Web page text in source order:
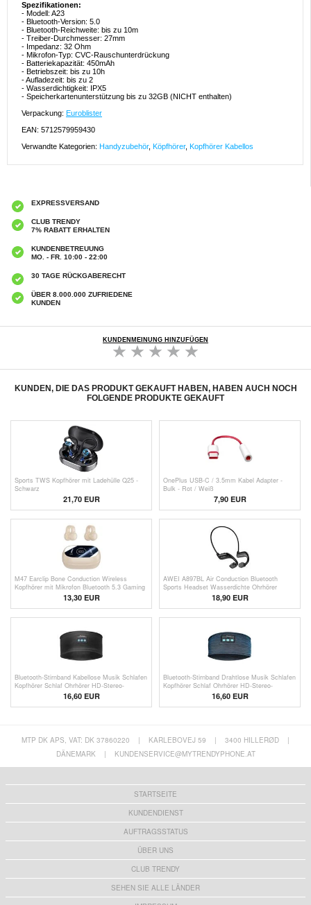
Spezifikationen:
- Modell: A23
- Bluetooth-Version: 5.0
- Bluetooth-Reichweite: bis zu 10m
- Treiber-Durchmesser: 27mm
- Impedanz: 32 Ohm
- Mikrofon-Typ: CVC-Rauschunterdrückung
- Batteriekapazität: 450mAh
- Betriebszeit: bis zu 10h
- Aufladezeit: bis zu 2
- Wasserdichtigkeit: IPX5
- Speicherkartenunterstützung bis zu 32GB (NICHT enthalten)
Verpackung: Euroblister
EAN: 5712579959430
Verwandte Kategorien: Handyzubehör, Köpfhörer, Kopfhörer Kabellos
EXPRESSVERSAND
CLUB TRENDY
7% RABATT ERHALTEN
KUNDENBETREUUNG
MO. - FR. 10:00 - 22:00
30 TAGE RÜCKGABERECHT
ÜBER 8.000.000 ZUFRIEDENE
KUNDEN
KUNDENMEINUNG HINZUFÜGEN
KUNDEN, DIE DAS PRODUKT GEKAUFT HABEN, HABEN AUCH NOCH
FOLGENDE PRODUKTE GEKAUFT
Sports TWS Kopfhörer mit Ladehülle Q25 -
Schwarz
21,70EUR
OnePlus USB-C / 3.5mm Kabel Adapter -
Bulk - Rot / Weiß
7,90 EUR
M47 Earclip Bone Conduction Wireless
Kopfhörer mit Mikrofon Bluetooth 5.3 Gaming
Headset Geräuschunterdrückung Sport
13,30EUR
AWEI A897BL Air Conduction Bluetooth
Sports Headset Wasserdichte Ohrhörer
Wireless Headphone18,90 EUR
Bluetooth-Stirnband Kabellose Musik Schlafen
Kopfhörer Schlaf Ohrhörer HD-Stereo-
Lautsprecher für Schlafen, Training, Joggen,
16,60 EUR
Bluetooth-Stirnband Drahtlose Musik Schlafen
Kopfhörer Schlaf Ohrhörer HD-Stereo-
Lautsprecher für Schlafen, Training, Joggen,
16,60 EUR
MTP DK APS, VAT: DK 37860220 | KARLEBOVEJ 59 | 3400 HILLERØD
|
DÄNEMARK
| KUNDENSERVICE@MYTRENDYPHONE.AT
STARTSEITE
KUNDENDIENST
AUFTRAGSSTATUS
ÜBER UNS
CLUB TRENDY
SEHEN SIE ALLE LÄNDER